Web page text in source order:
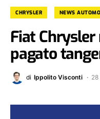
CHRYSLER NEWS
Fiat
pagato
di Ippolito Visconti 28